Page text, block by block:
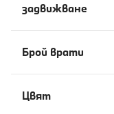
задвижване
Брой врати
Цвят